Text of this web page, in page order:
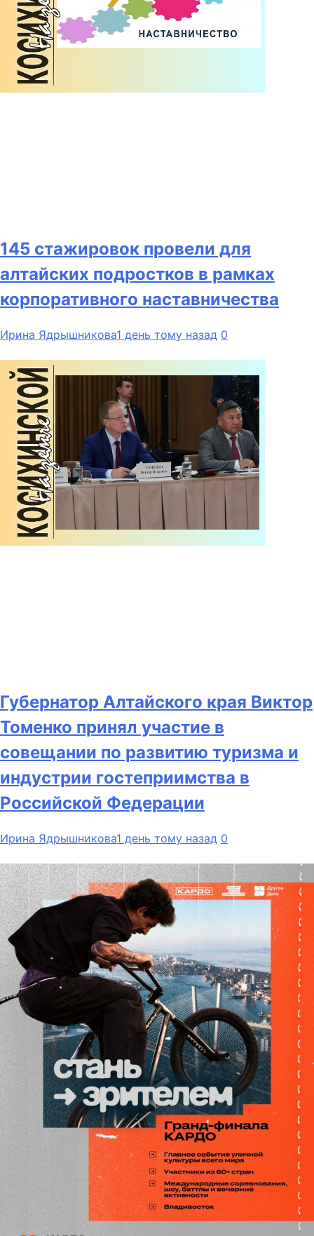
145 стажировок провели для
алтайских подростков в рамках
корпоративного наставничества
Ирина Ядрышникова1 день тому назад 0
Губернатор Алтайского края Виктор
Томенко принял участие в
совещании по развитию туризма и
индустрии гостеприимства в
Российской Федерации
Ирина Ядрышникова1 день тому назад 0